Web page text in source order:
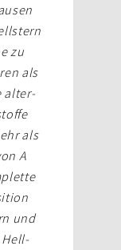
zu
als
alter­
als
A
und
Hell­